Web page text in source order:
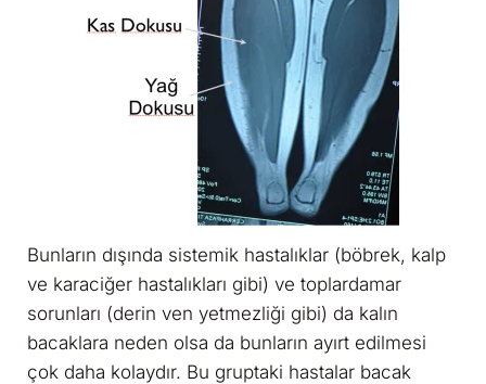
Bunların dışında sistemik hastalıklar (böbrek, kalp
ve karaciğer hastalıkları gibi) ve toplardamar
sorunları (derin ven yetmezliği gibi) da kalın
bacaklara neden olsa da bunların ayırt edilmesi
çok daha kolaydır. Bu gruptaki hastalar bacak